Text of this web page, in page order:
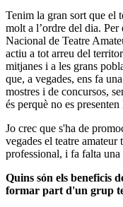
Tenim la gran sort que el
molt a l’ordre del dia.
Nacional de Teatre
actiu a tot arreu del
mitjanes i a les grans
que, a vegades, ens fa
mostres i de concursos,
és perquè no es
Jo crec que s'ha de
vegades el teatre amateur
professional, i fa falta
Quins són els beneficis
formar part d'un grup